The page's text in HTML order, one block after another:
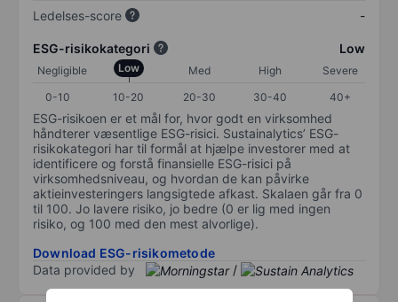
Ledelses-score
-
ESG-risikokategori Low
Negligible Low Med High
Severe
0-10
10-20 20-30 30-40 40+
ESG-risikoen er et mål for, hvor godt en virksomhed
håndterer væsentlige ESG-risici. Sustainalytics’ ESG-
risikokategori har til formål at hjælpe investorer med at
identificere og forstå finansielle ESG-risici på
virksomhedsniveau, og hvordan de kan påvirke
aktieinvesteringers langsigtede afkast. Skalaen går fra 0
til 100. Jo lavere risiko, jo bedre (0 er lig med ingen
risiko, og 100 med den mest alvorlige).
Download ESG-risikometode
Data provided by
/